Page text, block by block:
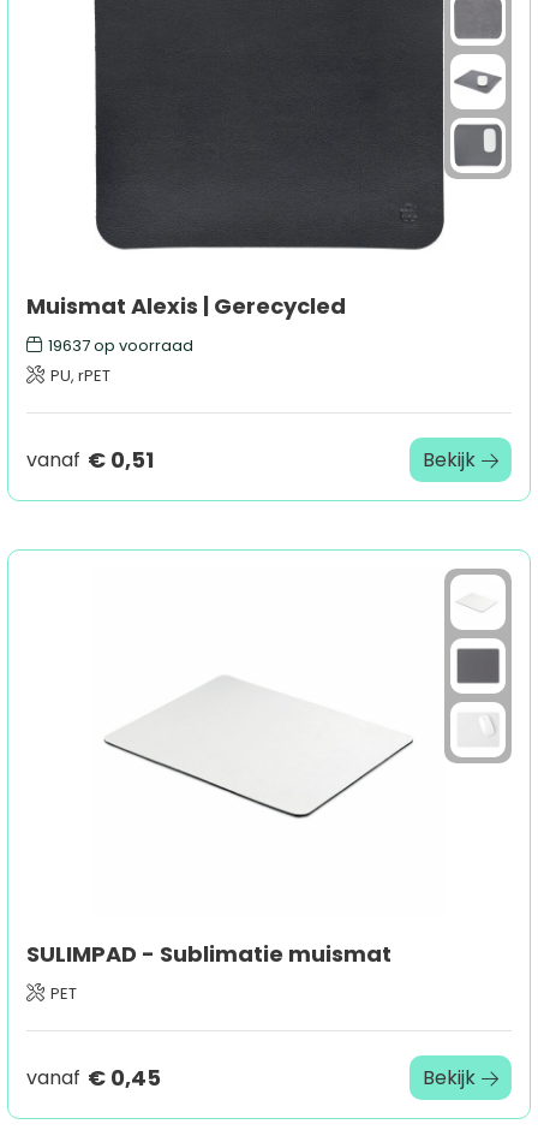
Technologie & gadgets
Home & Living
Muismat Alexis | Gerecycled
19637op voorraad
PU, rPET
vanaf € 0,51 Bekijk
SULIMPAD - Sublimatie muismat
PET
vanaf € 0,45 Bekijk